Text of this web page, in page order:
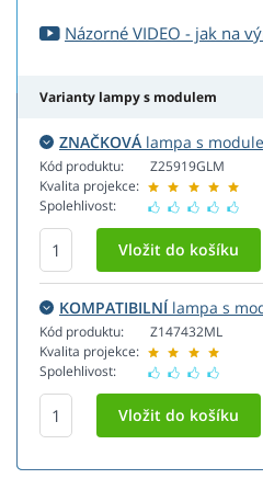
Názorné VIDEO - jak na
Varianty lampy s modulem
ZNAČKOVÁ lampa s
Kód produktu:
Kvalita projekce:
Spolehlivost:
Z25919GLM
KOMPATIBILNÍlampa s
Kód produktu:
Kvalita projekce:
Spolehlivost:
Z147432ML